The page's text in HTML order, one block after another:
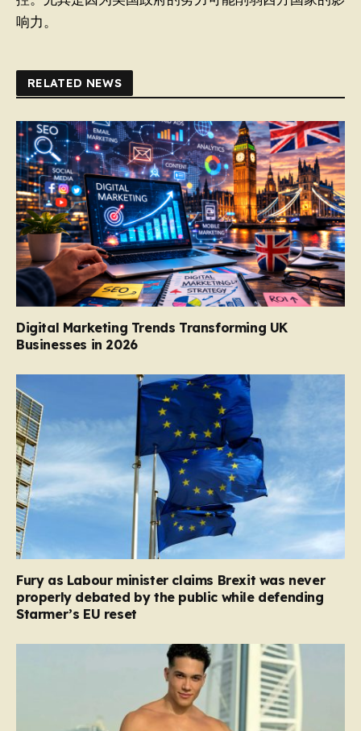
响力。
RELATED NEWS
Digital Marketing Trends Transforming UK
Businesses in 2026
Fury as Labour minister claims Brexit was never
properly debated by the public while defending
Starmer’s EU reset